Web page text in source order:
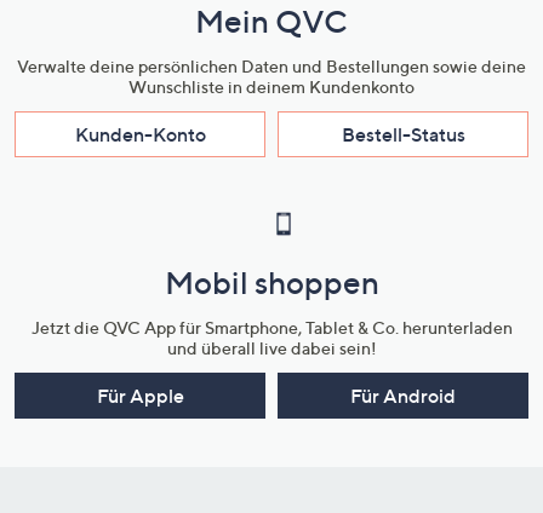
Mein QVC
Verwalte deine persönlichen Daten und Bestellungen sowie deine
Wunschliste in deinem Kundenkonto
Kunden-Konto Bestell-Status
Mobil shoppen
Jetzt die QVC App für Smartphone, Tablet & Co. herunterladen
und überall live dabei sein!
Für Apple Für Android